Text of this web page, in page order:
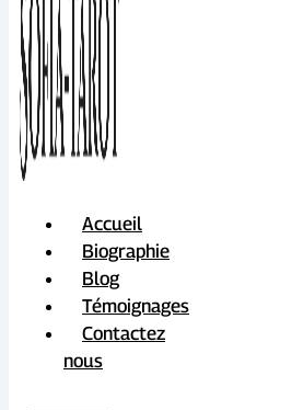
Accueil
Biographie
Blog
Témoignages
Contactez
nous